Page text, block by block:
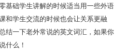
基础学生讲解的时候适当用一些外语
和学生交流的时候也会让关系更融
结一下老外常说的英文词汇，如果你
什么！